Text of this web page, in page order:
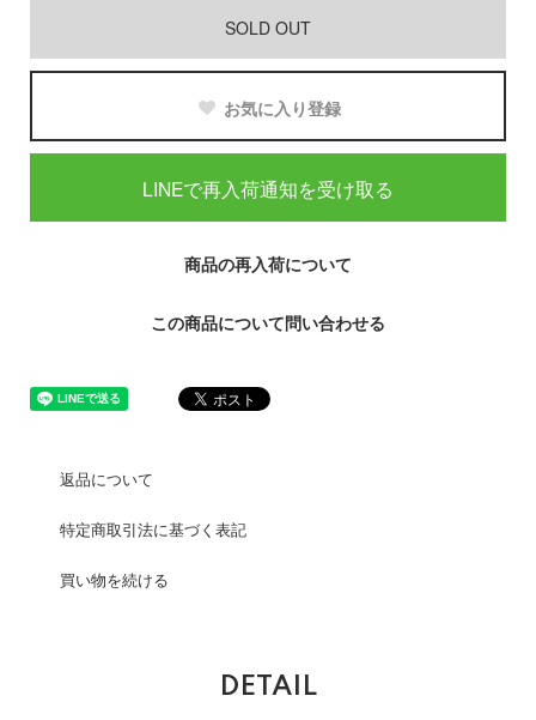
SOLD OUT
お気に入り登録
LINEで再入荷通知を受け取る
商品の再入荷について
この商品について問い合わせる
返品について
特定商取引法に基づく表記
買い物を続ける
DETAIL